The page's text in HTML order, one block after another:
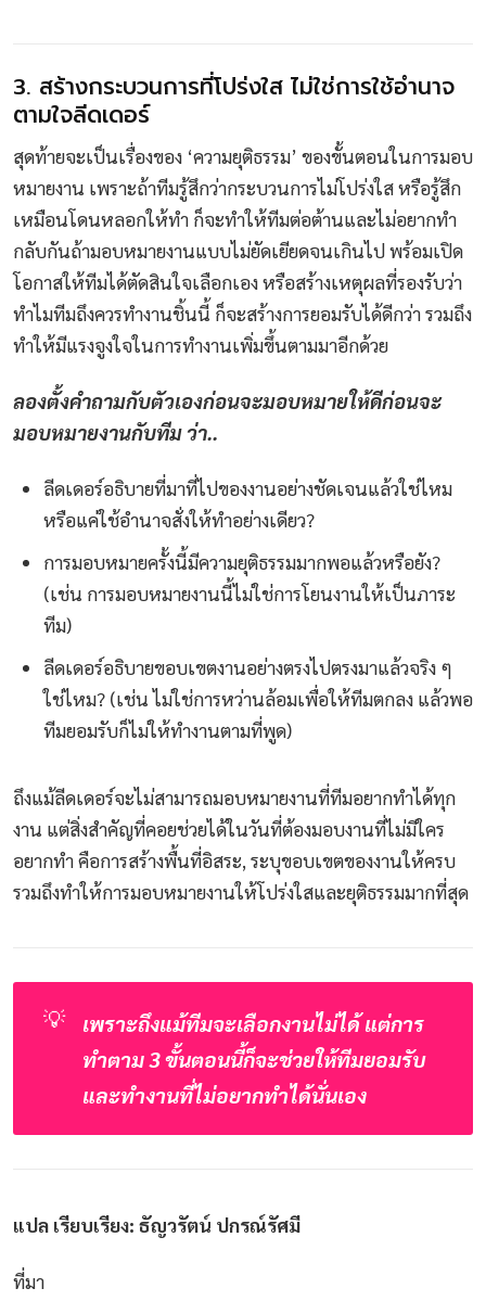
3. สร้างกระบวนการที่โปร่งใส ไม่ใช่การใช้อำนาจ
ตามใจลีดเดอร์
สุดท้ายจะเป็นเรื่องของ ‘ความยุติธรรม’ ของขั้นตอนในการมอบ
หมายงาน เพราะถ้าทีมรู้สึกว่ากระบวนการไม่โปร่งใส หรือรู้สึก
เหมือนโดนหลอกให้ทำ ก็จะทำให้ทีมต่อต้านและไม่อยากทำ
กลับกันถ้ามอบหมายงานแบบไม่ยัดเยียดจนเกินไป พร้อมเปิด
โอกาสให้ทีมได้ตัดสินใจเลือกเอง หรือสร้างเหตุผลที่รองรับว่า
ทำไมทีมถึงควรทำงานชิ้นนี้ ก็จะสร้างการยอมรับได้ดีกว่า รวมถึง
ทำให้มีแรงจูงใจในการทำงานเพิ่มขึ้นตามมาอีกด้วย
ลองตั้งคำถามกับตัวเองก่อนจะมอบหมายให้ดีก่อนจะ
มอบหมายงานกับทีม ว่า..
ลีดเดอร์อธิบายที่มาที่ไปของงานอย่างชัดเจนแล้วใช่ไหม
หรือแค่ใช้อำนาจสั่งให้ทำอย่างเดียว?
การมอบหมายครั้งนี้มีความยุติธรรมมากพอแล้วหรือยัง?
(เช่น การมอบหมายงานนี้ไม่ใช่การโยนงานให้เป็นภาระ
ทีม)
ลีดเดอร์อธิบายขอบเขตงานอย่างตรงไปตรงมาแล้วจริง ๆ
ใช่ไหม? (เช่น ไม่ใช่การหว่านล้อมเพื่อให้ทีมตกลง แล้วพอ
ทีมยอมรับก็ไม่ให้ทำงานตามที่พูด)
ถึงแม้ลีดเดอร์จะไม่สามารถมอบหมายงานที่ทีมอยากทำได้ทุก
งาน แต่สิ่งสำคัญที่คอยช่วยได้ในวันที่ต้องมอบงานที่ไม่มีใคร
อยากทำ คือการสร้างพื้นที่อิสระ, ระบุขอบเขตของงานให้ครบ
รวมถึงทำให้การมอบหมายงานให้โปร่งใสและยุติธรรมมากที่สุด
💡
เพราะถึงแม้ทีมจะเลือกงานไม่ได้ แต่การ
ทำตาม 3 ขั้นตอนนี้ก็จะช่วยให้ทีมยอมรับ
และทำงานที่ไม่อยากทำได้นั่นเอง
แปล เรียบเรียง: ธัญวรัตน์ ปกรณ์รัศมี
ที่มา